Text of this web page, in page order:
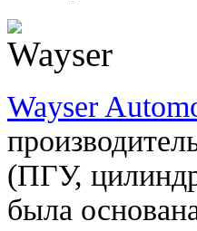
Wayser
(ПГУ,
была